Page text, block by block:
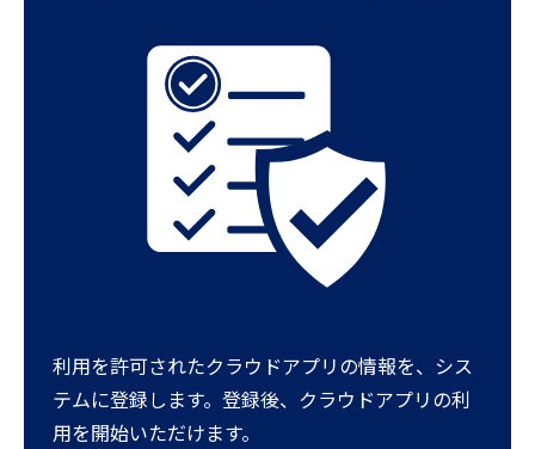
利用を許可されたクラウドアプリの情報を、シス
テムに登録します。登録後、クラウドアプリの利
用を開始いただけます。